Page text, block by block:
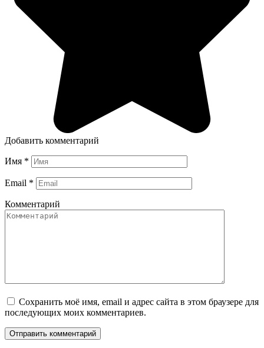
Добавить комментарий
Имя *
Email *
Комментарий
Сохранить моё имя, email и адрес сайта в этом браузере для
последующих моих комментариев.